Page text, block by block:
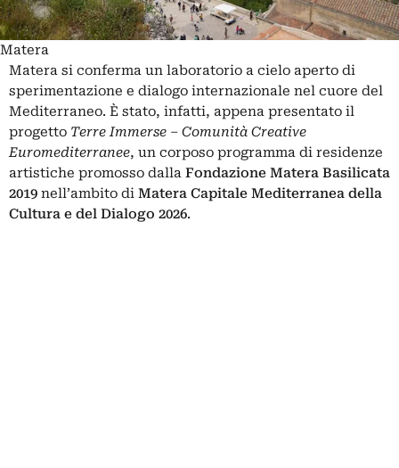
Matera
Matera si conferma un laboratorio a cielo aperto di
sperimentazione e dialogo internazionale nel cuore del
Mediterraneo. È stato, infatti, appena presentato il
progetto Terre Immerse – Comunità Creative
Euromediterranee, un corposo programma di residenze
artistiche promosso dalla Fondazione Matera Basilicata
2019 nell’ambito di Matera Capitale Mediterranea della
Cultura e del Dialogo 2026.